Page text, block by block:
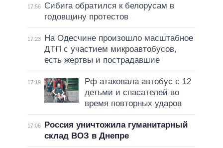
17:56
Сибига обратился к белорусам в
годовщину протестов
17:23
На Одесчине произошло масштабное
ДТП с участием микроавтобусов,
есть жертвы и пострадавшие
17:19
Рф атаковала автобус с 12
детьми и спасателей во
время повторных ударов
17:06
Россия уничтожила гуманитарный
склад ВОЗ в Днепре